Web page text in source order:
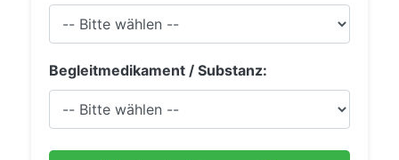
Begleitmedikament / Substanz: